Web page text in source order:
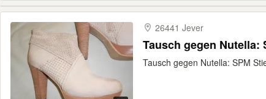
26441 Jever
Tausch gegen Nutella:
Tausch gegen Nutella: SPM